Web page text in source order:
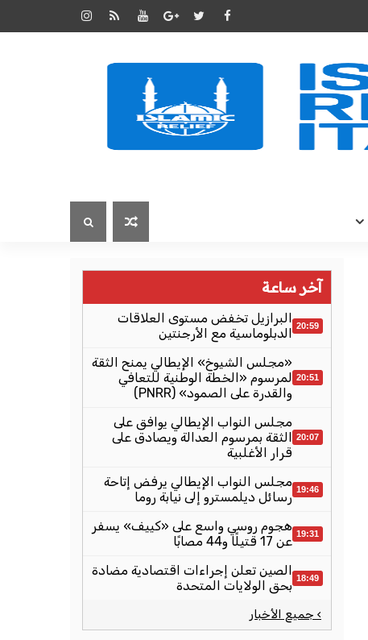
آخر ساعة
20:59 البرازيل تخفض مستوى العلاقات
الدبلوماسية مع الأرجنتين
20:51
«مجلس الشيوخ» الإيطالي يمنح الثقة
لمرسوم «الخطة الوطنية للتعافي
والقدرة على الصمود» (PNRR)
20:07
مجلس النواب الإيطالي يوافق على
الثقة بمرسوم العدالة ويصادق على
قرار الأغلبية
19:46 مجلس النواب الإيطالي يرفض إتاحة
رسائل ديلمسترو إلى نيابة روما
19:31 هجوم روسي واسع على «كييف» يسفر
عن 17 قتيلًا و44 مصابًا
18:49 الصين تعلن إجراءات اقتصادية مضادة
بحق الولايات المتحدة
› جميع الأخبار